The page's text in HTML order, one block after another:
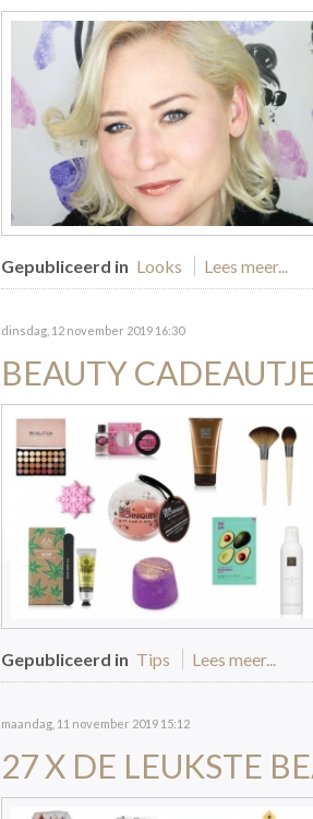
Gepubliceerd in Looks Lees meer...
dinsdag, 12 november 2019 16:30
BEAUTY
Gepubliceerd in Tips Lees meer...
maandag, 11 november 2019 15:12
27 X DE LEUKSTE